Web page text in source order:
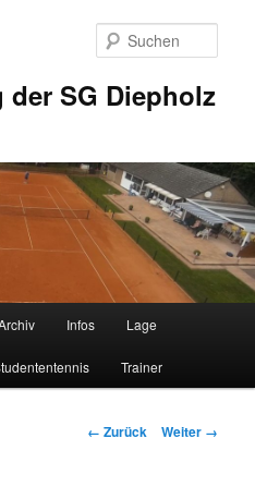
SG Diepholz
Infos Lage
Trainer
Bilder-
← Zurück Weiter →